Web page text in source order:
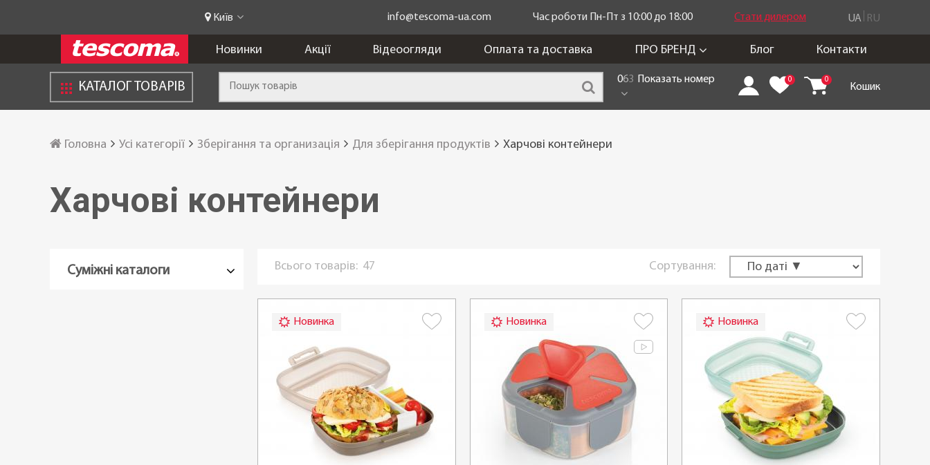
Київ info@tescoma-ua.com Час роботи Пн-Пт з 10:00 до 18:00 Стати дилером UA RU
Новинки Акції Відеоогляди Оплата та доставка ПРО БРЕНД Блог Контакти
КАТАЛОГ ТОВАРІВ
063 Показать номер 0 0
Кошик
Головна Усі категорії Зберігання та организація Для зберігання продуктів Харчові контейнери
Харчові контейнери
Суміжні каталоги Всього товарів: 47 Сортування:
Новинка Новинка Новинка